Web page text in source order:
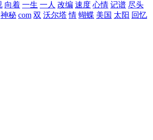
向着 一生 一人 改编 速度 心情 记谱 尽头
神秘 com 双 沃尔塔 情 蝴蝶 美国 太阳 回忆